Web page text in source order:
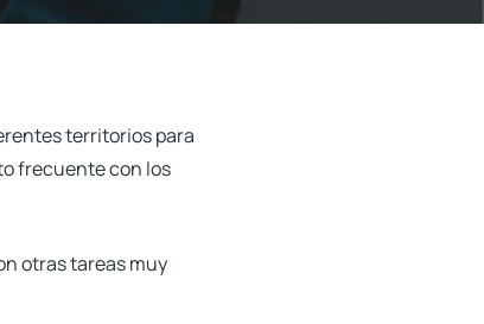
territorios para
frecuente con los
otras tareas muy